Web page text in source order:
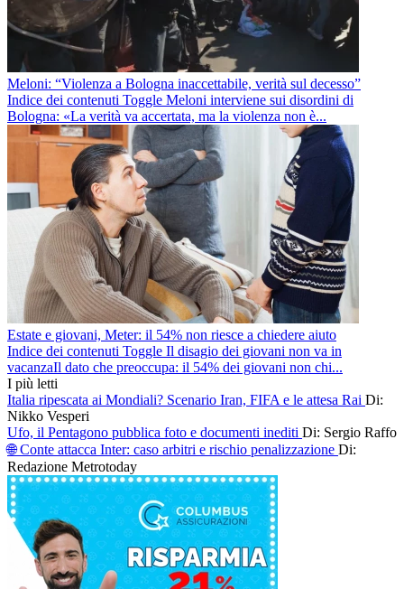
Meloni: “Violenza a Bologna inaccettabile, verità sul decesso”
Indice dei contenuti Toggle Meloni interviene sui disordini di
Bologna: «La verità va accertata, ma la violenza non è...
Estate e giovani, Meter: il 54% non riesce a chiedere aiuto
Indice dei contenuti Toggle Il disagio dei giovani non va in
vacanzaIl dato che preoccupa: il 54% dei giovani non chi...
I più letti
Italia ripescata ai Mondiali? Scenario Iran, FIFA e le attesa Rai Di:
Nikko Vesperi
Ufo, il Pentagono pubblica foto e documenti inediti Di: Sergio Raffo
🌐 Conte attacca Inter: caso arbitri e rischio penalizzazione Di:
Redazione Metrotoday